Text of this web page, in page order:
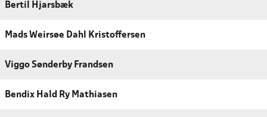
Bertil Hjarsbæk
Mads Weirsøe Dahl Kristoffersen
Viggo Sønderby Frandsen
Bendix Hald Ry Mathiasen